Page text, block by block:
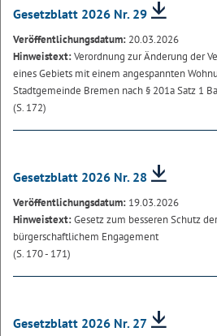
Gesetzblatt 2026 Nr. 29
Veröffentlichungsdatum: 20.03.2026
Hinweistext:Verordnung zur Änderung der
eines Gebiets mit einem angespannten
Stadtgemeinde Bremen nach § 201a Satz 1
(S. 172)
Gesetzblatt 2026 Nr. 28
Veröffentlichungsdatum: 19.03.2026
Hinweistext:Gesetz zum besseren Schutz
bürgerschaftlichem Engagement
(S. 170 - 171)
Gesetzblatt 2026 Nr. 27